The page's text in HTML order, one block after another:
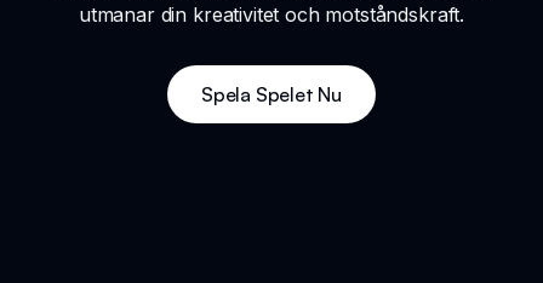
utmanar din kreativitet och motståndskraft.
Spela Spelet Nu